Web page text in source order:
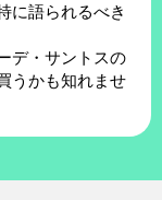
に語られるべき
デ・サントスの
うかも知れませ